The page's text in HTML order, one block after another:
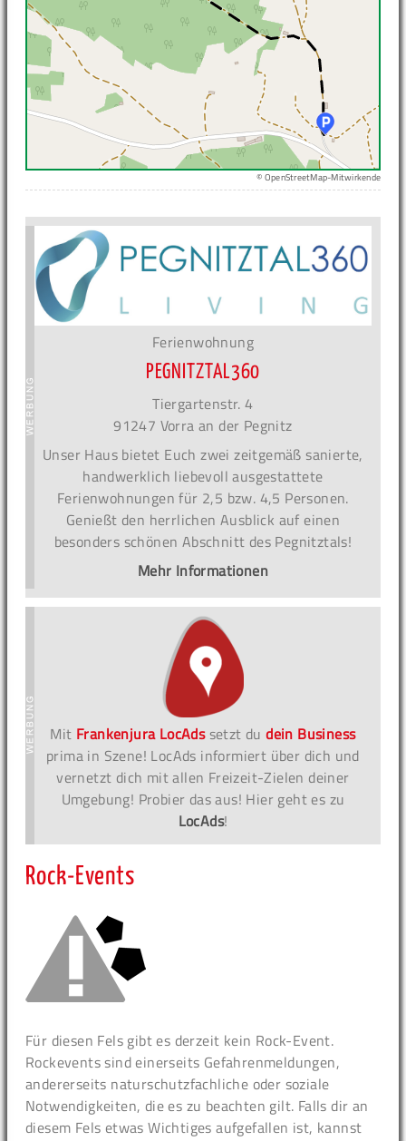
© OpenStreetMap-Mitwirkende
Ferienwohnung
PEGNITZTAL360
Tiergartenstr. 4
91247 Vorra an der Pegnitz
Unser Haus bietet Euch zwei zeitgemäß sanierte,
handwerklich liebevoll ausgestattete
Ferienwohnungen für 2,5 bzw. 4,5 Personen.
Genießt den herrlichen Ausblick auf einen
besonders schönen Abschnitt des Pegnitztals!
Mehr Informationen
Mit Frankenjura LocAdssetzt dudein Business
prima in Szene! LocAds informiert über dich und
vernetzt dich mit allen Freizeit-Zielen deiner
Umgebung! Probier das aus! Hier geht es zu
LocAds!
Rock-Events
Für diesen Fels gibt es derzeit kein Rock-Event.
Rockevents sind einerseits Gefahrenmeldungen,
andererseits naturschutzfachliche oder soziale
Notwendigkeiten, die es zu beachten gilt. Falls dir an
diesem Fels etwas Wichtiges aufgefallen ist, kannst